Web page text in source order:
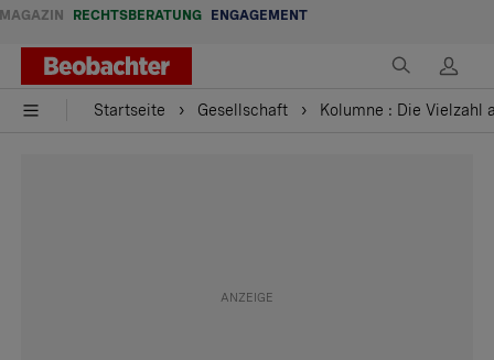
MAGAZIN RECHTSBERATUNG ENGAGEMENT
Startseite Gesellschaft Kolumne : Die Vielzahl